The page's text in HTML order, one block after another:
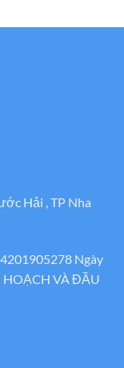
Hải , TP Nha
Ngày
HOẠCH VÀ ĐẦU